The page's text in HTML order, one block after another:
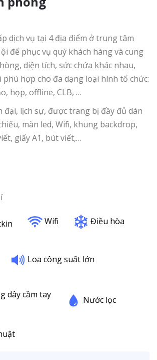
dịch vụ tại 4 địa điểm ở trung tâm
để phục vụ quý khách hàng và cung
diện tích, sức chứa khác nhau,
hợp cho đa dạng loại hình tổ chức:
họp, offline, CLB, …
đại, lịch sự, được trang bị đầy đủ dàn
màn led, Wifi, khung backdrop,
giấy A1, bút viết,…
Wifi Điều hòa
Loa công suất lớn
dây cầm tay Nước lọc